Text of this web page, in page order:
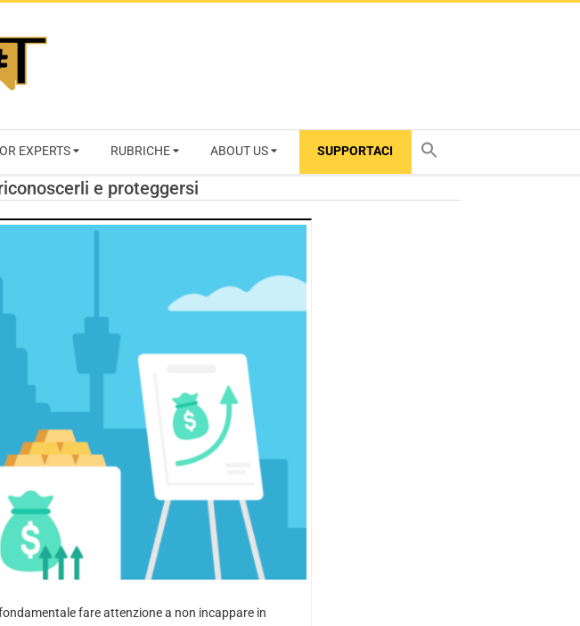
EXPERTS RUBRICHE ABOUT US SUPPORTACI
e proteggersi
fare attenzione a non incappare in